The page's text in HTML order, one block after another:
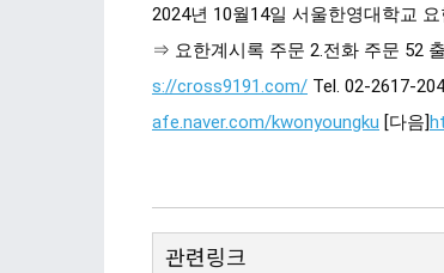
2024년 10월14일 서울한영대학교
⇒ 요한계시록 주문 2.전화 주문 52
s://cross9191.com/ Tel. 02-2617-
afe.naver.com/kwonyoungku [다음]
관련링크